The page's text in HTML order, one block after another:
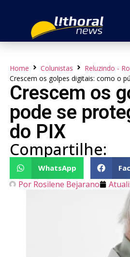
Home Colunistas
Reluzindo -
Crescem os golpes digitais: como o
Crescem os
pode se
do PIX
Compartilhe:
WhatsApp
Por Rosilene Bejarano